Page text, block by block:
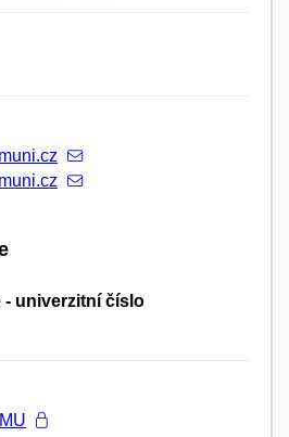
univerzitní číslo